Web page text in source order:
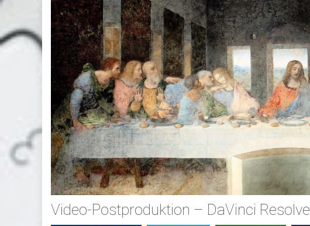
Video-Postproduktion – DaVinci Resolve